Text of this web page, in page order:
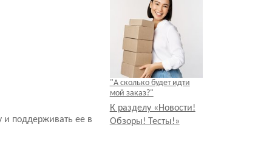
и поддерживать ее в
"А сколько будет идти
мой заказ?"
К разделу «Новости!
Обзоры! Тесты!»